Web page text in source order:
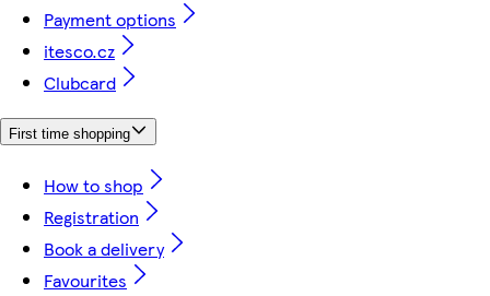
Payment options
itesco.cz
Clubcard
First time shopping
How to shop
Registration
Book a delivery
Favourites